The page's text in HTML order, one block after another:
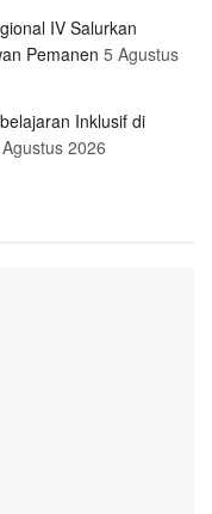
IV Salurkan
Pemanen 5 Agustus
Inklusif di
2026